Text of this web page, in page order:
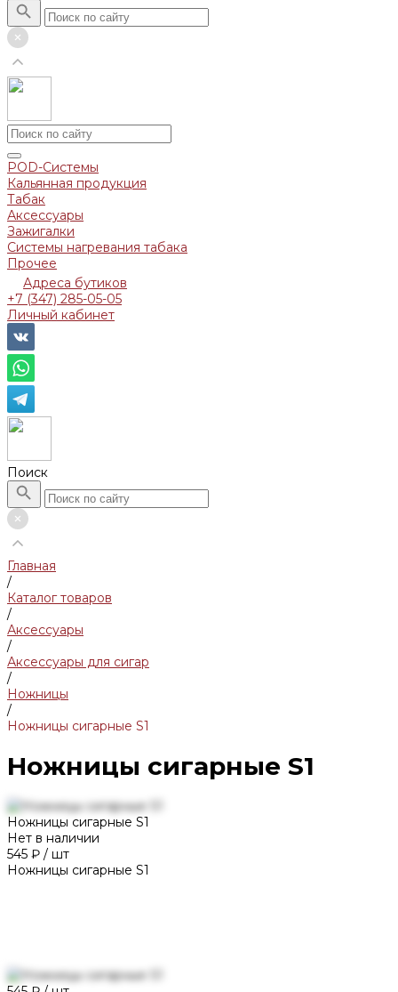
POD-Системы
Кальянная продукция
Табак
Аксессуары
Зажигалки
Системы нагревания табака
Прочее
Адреса бутиков
+7 (347) 285-05-05
Личный кабинет
Поиск
Главная
/
Каталог товаров
/
Аксессуары
/
Аксессуары для сигар
/
Ножницы
/
Ножницы сигарные S1
Ножницы сигарные S1
Ножницы сигарные S1
Нет в наличии
545 ₽ / шт
Ножницы сигарные S1